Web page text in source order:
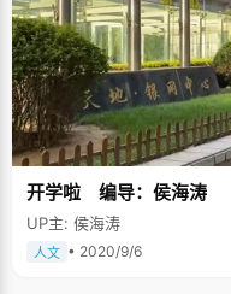
开学啦 编导：侯海涛
UP主: 侯海涛
人文 • 2020/9/6